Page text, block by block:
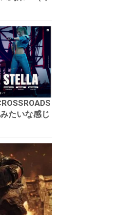
たいな感じ